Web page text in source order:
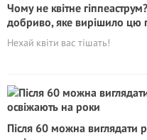
Чому не квітне
добриво, яке вирішило цю
Нехай квіти вас тішать!
Після 60 можна виглядати